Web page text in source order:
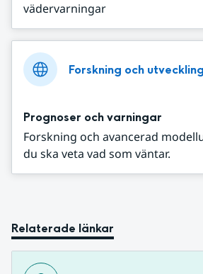
vädervarningar
Forskning och utveckling
Prognoser och varningar
Forskning och avancerad
du ska veta vad som väntar.
Relaterade länkar